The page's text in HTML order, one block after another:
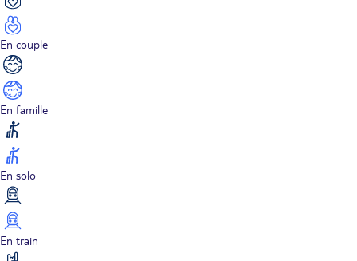
En couple
En famille
En solo
En train